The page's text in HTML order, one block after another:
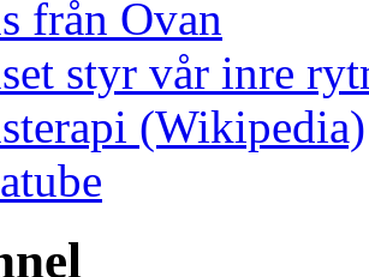
från Ovan
styr vår inre
(Wikipedia)